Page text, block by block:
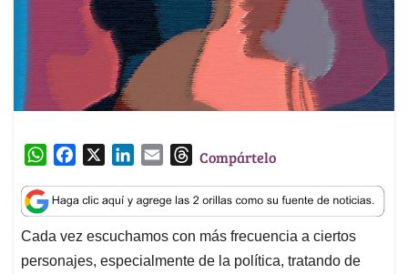
W
a
t
s
A
c
e
b
o
n
k
e
d
a
i
l
T
r
e
a
d
Compártelo
Cada vez escuchamos con más frecuencia a ciertos
personajes, especialmente de la política, tratando de